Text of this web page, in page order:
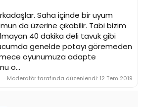
Saha içinde bir uyum
da üzerine çıkabilir. Tabi bizim
40 dakika deli tavuk gibi
genelde potayı göremeden
oyunumuza adapte
o...
Moderatör tarafında düzenlendi: 12 Tem 2019